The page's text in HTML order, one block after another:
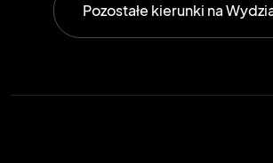
Pozostałe kierunki na